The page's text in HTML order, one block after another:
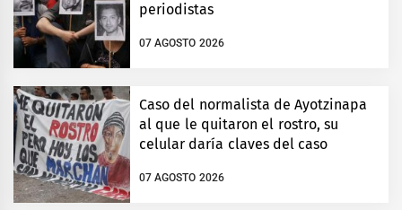
periodistas
07 AGOSTO 2026
Caso del normalista de Ayotzinapa
al que le quitaron el rostro, su
celular daría claves del caso
07 AGOSTO 2026